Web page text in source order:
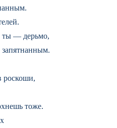
— дерьмо,
роскоши,
тоже.